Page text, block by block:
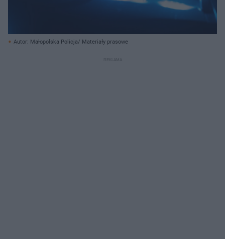
Autor: Małopolska Policja/ Materiały prasowe